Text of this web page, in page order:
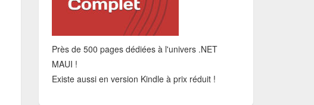
Près de 500 pages dédiées à l'univers .NET
MAUI !
Existe aussi en version Kindle à prix réduit !